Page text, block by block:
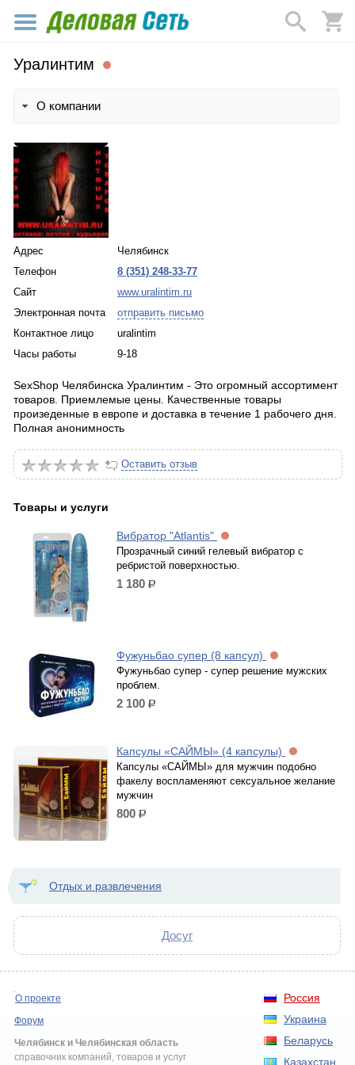
Уралинтим
О компании
Адрес
Челябинск
Телефон
8 (351) 248-33-77
Сайт
www.uralintim.ru
Электронная почта
отправить письмо
Контактное лицо
uralintim
Часы работы
9-18
SexShop Челябинска Уралинтим - Это огромный ассортимент
товаров. Приемлемые цены. Качественные товары
произеденные в европе и доставка в течение 1 рабочего дня.
Полная анонимность
Оставить отзыв
Товары и услуги
Вибратор "Atlantis"
Прозрачный синий гелевый вибратор с
ребристой поверхностью.
1 180 р.
Фужуньбао супер (8 капсул)
Фужуньбао супер - супер решение мужских
проблем.
2 100 р.
Капсулы «САЙМЫ» (4 капсулы)
Капсулы «САЙМЫ» для мужчин подобно
факелу воспламеняют сексуальное желание
мужчин
800 р.
Отдых и развлечения
Досуг
Россия
Украина
Беларусь
Казахстан
О проекте
Форум
Челябинск и Челябинская область
справочник компаний, товаров и услуг